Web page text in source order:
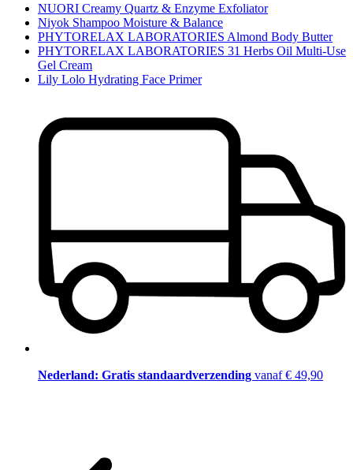
NUORI Creamy Quartz & Enzyme Exfoliator
Niyok Shampoo Moisture & Balance
PHYTORELAX LABORATORIES Almond Body Butter
PHYTORELAX LABORATORIES 31 Herbs Oil Multi-Use
Gel Cream
Lily Lolo Hydrating Face Primer
Nederland: Gratis standaardverzending vanaf € 49,90